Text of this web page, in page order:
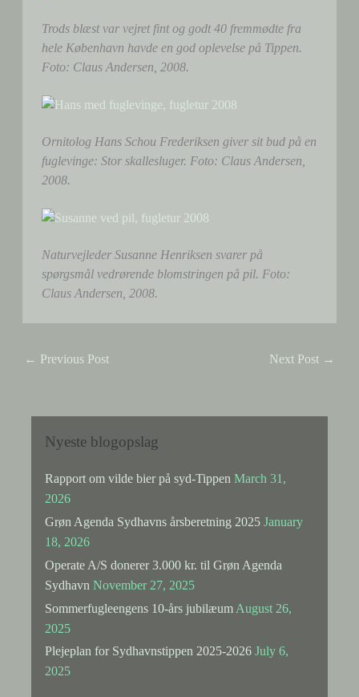
Trods blæst var vejret fint og godt 40 fremmødte fra
hele København havde en god oplevelse på Tippen.
Foto: Claus Andersen, 2008.
Ornitolog Hans Schou Frederiksen giver sit bud på en
fuglevinge: Stor skallesluger. Foto: Claus Andersen,
2008.
Naturvejleder Susanne Henriksen svarer på
spørgsmål vedrørende blomstringen på pil. Foto:
Claus Andersen, 2008.
← Previous Post Next Post →
Nyeste blogopslag
Rapport om vilde bier på syd-Tippen March 31,
2026
Grøn Agenda Sydhavns årsberetning 2025 January
18, 2026
Operate A/S donerer 3.000 kr. til Grøn Agenda
Sydhavn November 27, 2025
Sommerfugleengens 10-års jubilæum August 26,
2025
Plejeplan for Sydhavnstippen 2025-2026 July 6,
2025